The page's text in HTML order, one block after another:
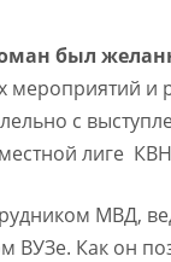
был
мероприятий и
с
лиге
МВД,
ВУЗе. Как он